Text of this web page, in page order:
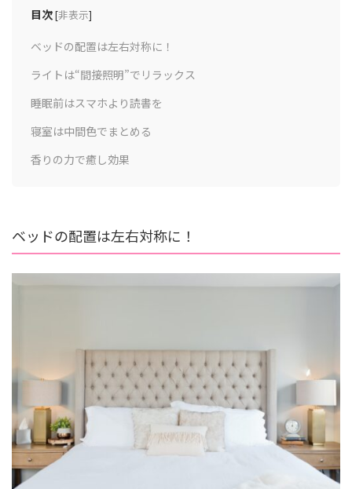
目次[非表示]
ベッドの配置は左右対称に！
ライトは“間接照明”でリラックス
睡眠前はスマホより読書を
寝室は中間色でまとめる
香りの力で癒し効果
ベッドの配置は左右対称に！